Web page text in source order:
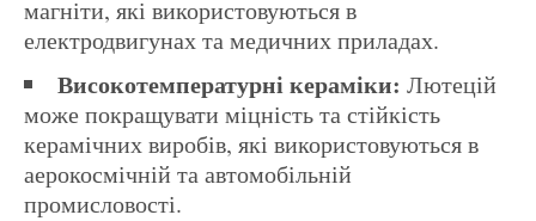
магніти, які використовуються в
електродвигунах та медичних приладах.
Високотемпературні кераміки: Лютецій
може покращувати міцність та стійкість
керамічних виробів, які використовуються в
аерокосмічній та автомобільній
промисловості.